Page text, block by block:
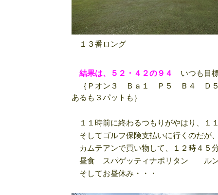
１３番ロング
結果は、５２・４２の９４
いつも目
｛Ｐオン３ Ｂａ１ Ｐ５ Ｂ４ Ｄ５
あるも３パットも｝
１１時前に終わるつもりがやはり、１
そしてゴルフ保険支払いに行くのだが
カムテアンで買い物して、１２時４５
昼食 スパゲッティナポリタン ルン
そしてお昼休み・・・